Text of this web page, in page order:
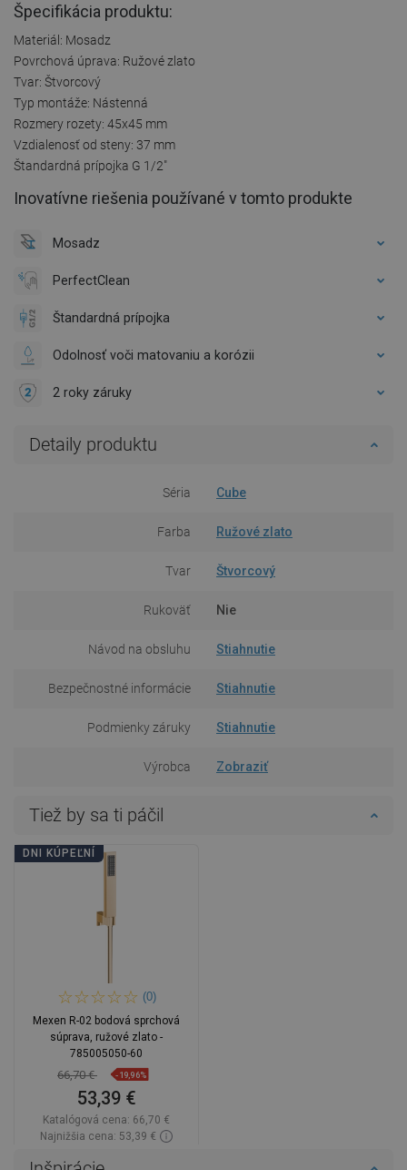
Špecifikácia produktu:
Materiál: Mosadz
Povrchová úprava: Ružové zlato
Tvar: Štvorcový
Typ montáže: Nástenná
Rozmery rozety: 45x45 mm
Vzdialenosť od steny: 37 mm
Štandardná prípojka G 1/2"
Inovatívne riešenia používané v tomto produkte
Mosadz
PerfectClean
Štandardná prípojka
Odolnosť voči matovaniu a korózii
2 roky záruky
Detaily produktu
Séria Cube
Farba Ružové zlato
Tvar Štvorcový
Rukoväť Nie
Návod na obsluhu Stiahnutie
Bezpečnostné informácie Stiahnutie
Podmienky záruky Stiahnutie
Výrobca Zobraziť
Tiež by sa ti páčil
DNI KÚPEĽNÍ
(0)
Mexen R-02 bodová sprchová
súprava, ružové zlato -
785005050-60
66,70 € -19,96%
53,39 €
Katalógová cena: 66,70 €
Najnižšia cena: 53,39 €